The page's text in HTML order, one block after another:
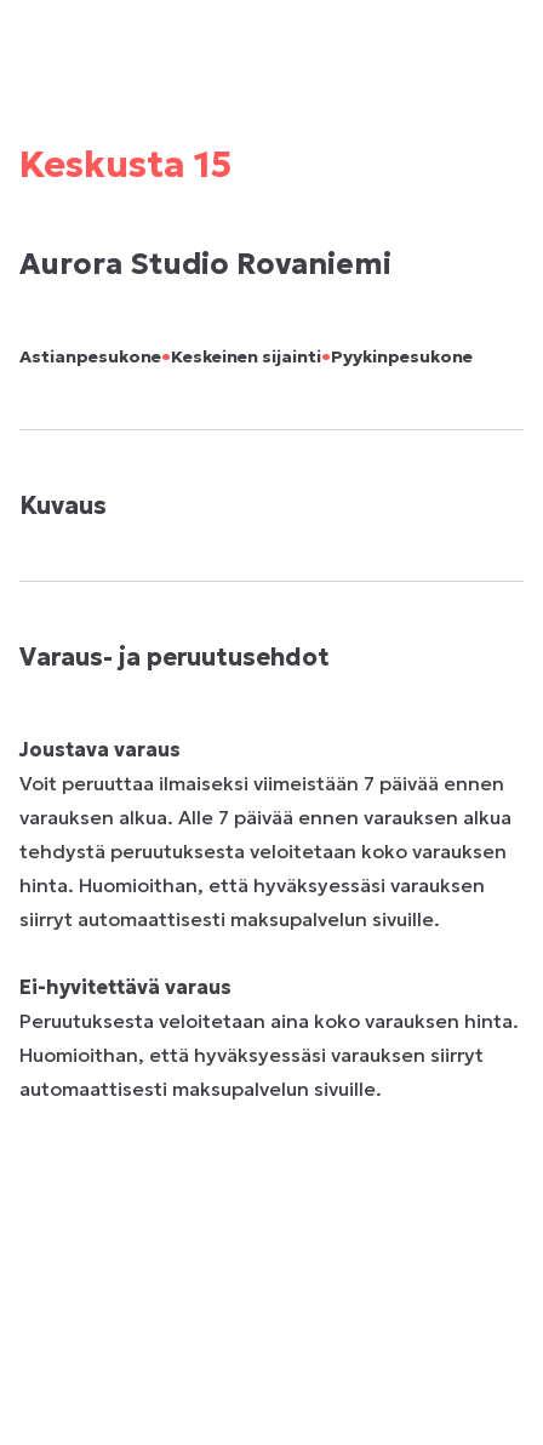
Keskusta 15
Aurora Studio Rovaniemi
Astianpesukone•Keskeinen sijainti•Pyykinpesukone
Kuvaus
Varaus- ja peruutusehdot
Joustava varaus
Voit peruuttaa ilmaiseksi viimeistään 7 päivää ennen
varauksen alkua. Alle 7 päivää ennen varauksen alkua
tehdystä peruutuksesta veloitetaan koko varauksen
hinta. Huomioithan, että hyväksyessäsi varauksen
siirryt automaattisesti maksupalvelun sivuille.
Ei-hyvitettävä varaus
Peruutuksesta veloitetaan aina koko varauksen hinta.
Huomioithan, että hyväksyessäsi varauksen siirryt
automaattisesti maksupalvelun sivuille.